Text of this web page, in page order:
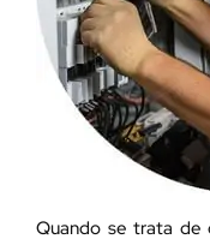
Quando se trata de